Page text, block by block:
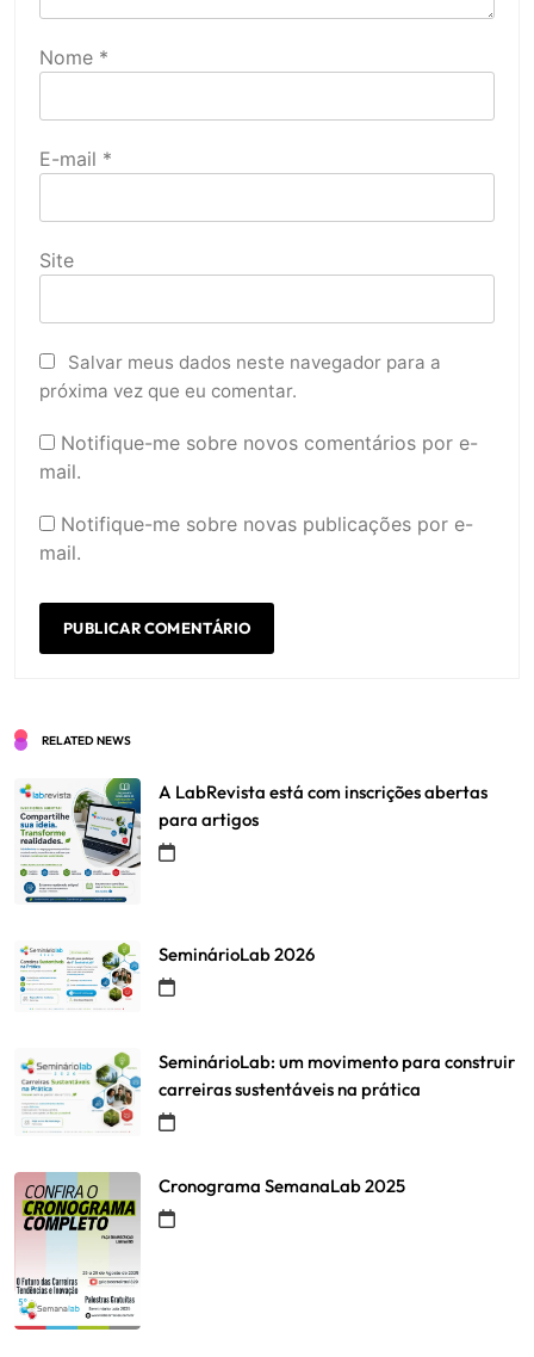
Nome *
E-mail *
Site
Salvar meus dados neste navegador para a
próxima vez que eu comentar.
Notifique-me sobre novos comentários por e-
mail.
Notifique-me sobre novas publicações por e-
mail.
RELATED NEWS
A LabRevista está com inscrições abertas
para artigos
SeminárioLab 2026
SeminárioLab: um movimento para construir
carreiras sustentáveis na prática
Cronograma SemanaLab 2025